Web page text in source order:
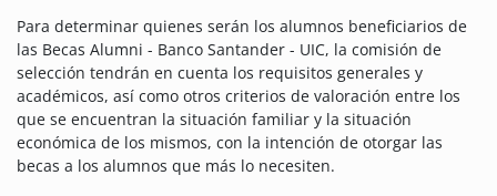
Para determinar quienes serán los alumnos beneficiarios de
las Becas Alumni - Banco Santander - UIC, la comisión de
selección tendrán en cuenta los requisitos generales y
académicos, así como otros criterios de valoración entre los
que se encuentran la situación familiar y la situación
económica de los mismos, con la intención de otorgar las
becas a los alumnos que más lo necesiten.